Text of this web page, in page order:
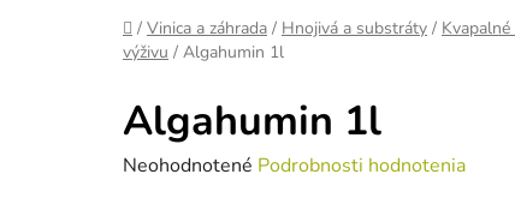
Domov
/ Vinica a záhrada / Hnojivá a substráty /
výživu / Algahumin 1l
Algahumin 1l
Priemerné
Neohodnotené Podrobnosti hodnotenia